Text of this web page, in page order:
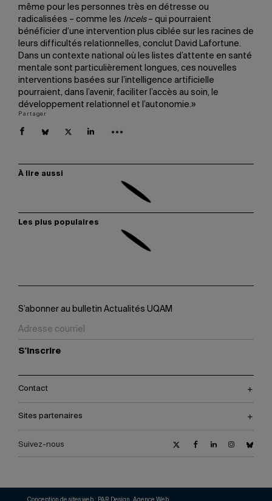
même pour les personnes très en détresse ou
radicalisées – comme les Incels– qui pourraient
bénéficier d’une intervention plus ciblée sur les racines de
leurs difficultés relationnelles, conclut David Lafortune.
Dans un contexte national où les listes d’attente en santé
mentale sont particulièrement longues, ces nouvelles
interventions basées sur l’intelligence artificielle
pourraient, dans l’avenir, faciliter l’accès au soin, le
développement relationnel et l’autonomie.»
Partager
À lire aussi
Les plus populaires
S’abonner au bulletin Actualités UQAM
S'inscrire
Contact
Sites partenaires
Suivez-nous
Conception de sites web : PAR Design, Agence Web